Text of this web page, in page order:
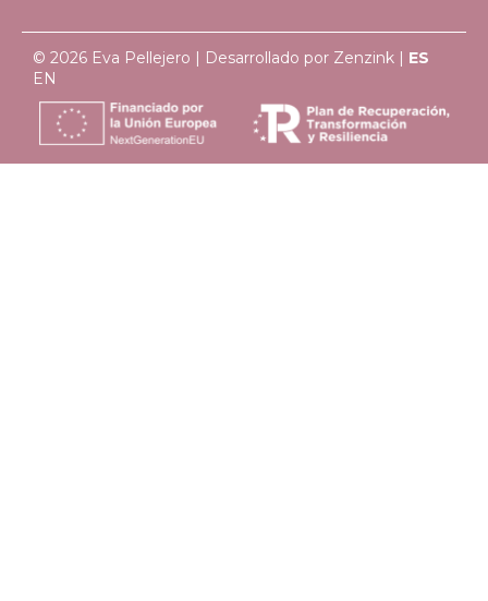
© 2026 Eva Pellejero | Desarrollado por Zenzink | ES
EN